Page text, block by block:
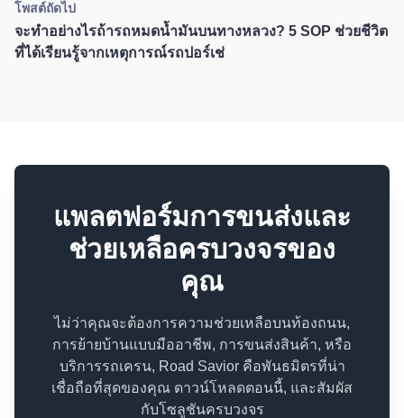
โพสต์ถัดไป
จะทำอย่างไรถ้ารถหมดน้ำมันบนทางหลวง? 5 SOP ช่วยชีวิต
ที่ได้เรียนรู้จากเหตุการณ์รถปอร์เช่
แพลตฟอร์มการขนส่งและ
ช่วยเหลือครบวงจรของ
คุณ
ไม่ว่าคุณจะต้องการความช่วยเหลือบนท้องถนน,
การย้ายบ้านแบบมืออาชีพ, การขนส่งสินค้า, หรือ
บริการรถเครน, Road Savior คือพันธมิตรที่น่า
เชื่อถือที่สุดของคุณ ดาวน์โหลดตอนนี้, และสัมผัส
กับโซลูชันครบวงจร